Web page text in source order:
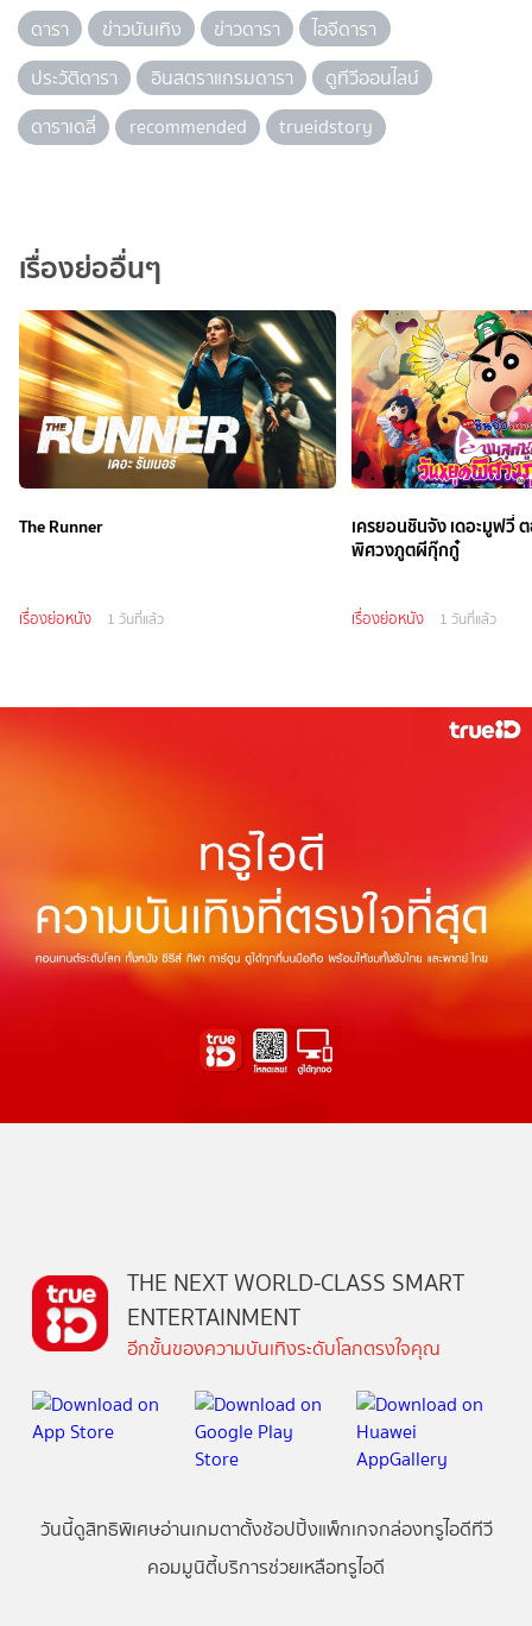
ดารา ข่าวบันเทิง ข่าวดารา
ไอจีดารา
ประวัติดารา
อินสตราแกรมดารา
ดูทีวีออนไลน์
ดาราเดลี่
recommended trueidstory
เรื่องย่ออื่นๆ
The Runner
เรื่องย่อหนัง 1 วันที่แล้ว
เครยอนชินจัง เดอะมูฟวี่
พิศวงภูตผีกุ๊กกู๋
เรื่องย่อหนัง 1 วันที่แล้ว
THE NEXT WORLD-CLASS SMART
ENTERTAINMENT
อีกขั้นของความบันเทิงระดับโลกตรงใจคุณ
วันนี้ดูสิทธิพิเศษอ่านเกมตาตั้งช้อปปิ้งแพ็กเกจกล่องทรูไอดีทีวี
คอมมูนิตี้บริการช่วยเหลือทรูไอดี